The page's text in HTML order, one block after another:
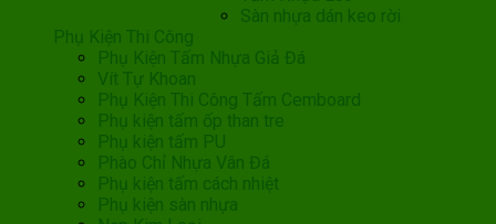
Sàn nhựa dán keo rời
Phụ Kiện Thi Công
Phụ Kiện Tấm Nhựa Giả Đá
Vít Tự Khoan
Phụ Kiện Thi Công Tấm Cemboard
Phụ kiện tấm ốp than tre
Phụ kiện tấm PU
Phào Chỉ Nhựa Vân Đá
Phụ kiện tấm cách nhiệt
Phụ kiện sàn nhựa